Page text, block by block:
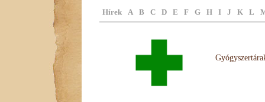
Hírek A B C D E F G H I J K L